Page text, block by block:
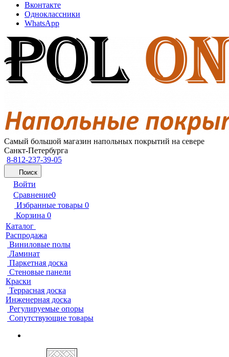
Вконтакте
Одноклассники
WhatsApp
Самый большой магазин напольных покрытий на севере
Санкт-Петербурга
8-812-237-39-05
Поиск
Войти
Сравнение0
Избранные товары 0
Корзина 0
Каталог
Распродажа
Виниловые полы
Ламинат
Паркетная доска
Стеновые панели
Краски
Террасная доска
Инженерная доска
Регулируемые опоры
Сопутствующие товары